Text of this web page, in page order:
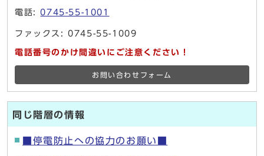
電話:0745-55-1001
ファックス: 0745-55-1009
電話番号のかけ間違いにご注意ください！
お問い合わせフォーム
同じ階層の情報
■停電防止への協力のお願い■